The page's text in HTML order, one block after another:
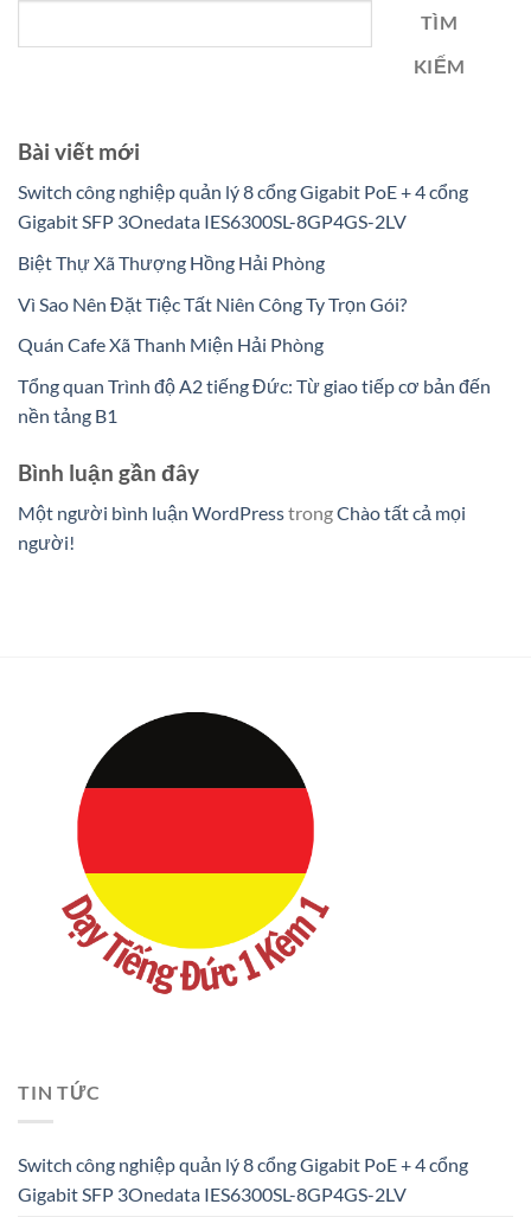
TÌM
KIẾM
Bài viết mới
Switch công nghiệp quản lý 8 cổng Gigabit PoE + 4 cổng
Gigabit SFP 3Onedata IES6300SL-8GP4GS-2LV
Biệt Thự Xã Thượng Hồng Hải Phòng
Vì Sao Nên Đặt Tiệc Tất Niên Công Ty Trọn Gói?
Quán Cafe Xã Thanh Miện Hải Phòng
Tổng quan Trình độ A2 tiếng Đức: Từ giao tiếp cơ bản đến
nền tảng B1
Bình luận gần đây
Một người bình luận WordPresstrongChào tất cả mọi
người!
TIN TỨC
Switch công nghiệp quản lý 8 cổng Gigabit PoE + 4 cổng
Gigabit SFP 3Onedata IES6300SL-8GP4GS-2LV